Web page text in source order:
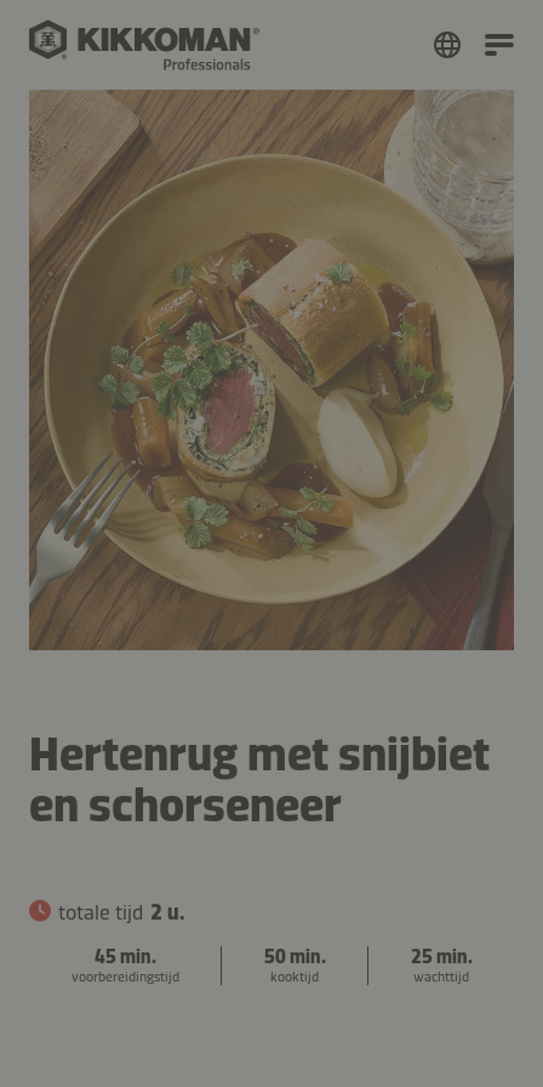
Hertenrug met snijbiet
en schorseneer
totale tijd 2 u.
45 min.
voorbereidingstijd
50 min.
kooktijd
25 min.
wachttijd